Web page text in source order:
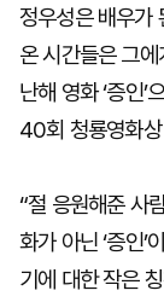
정우성은 배우가
온 시간들은 그
난해 영화 ‘증인
40회 청룡영화
“절 응원해준 사
화가 아닌 ‘증인’
기에 대한 작은